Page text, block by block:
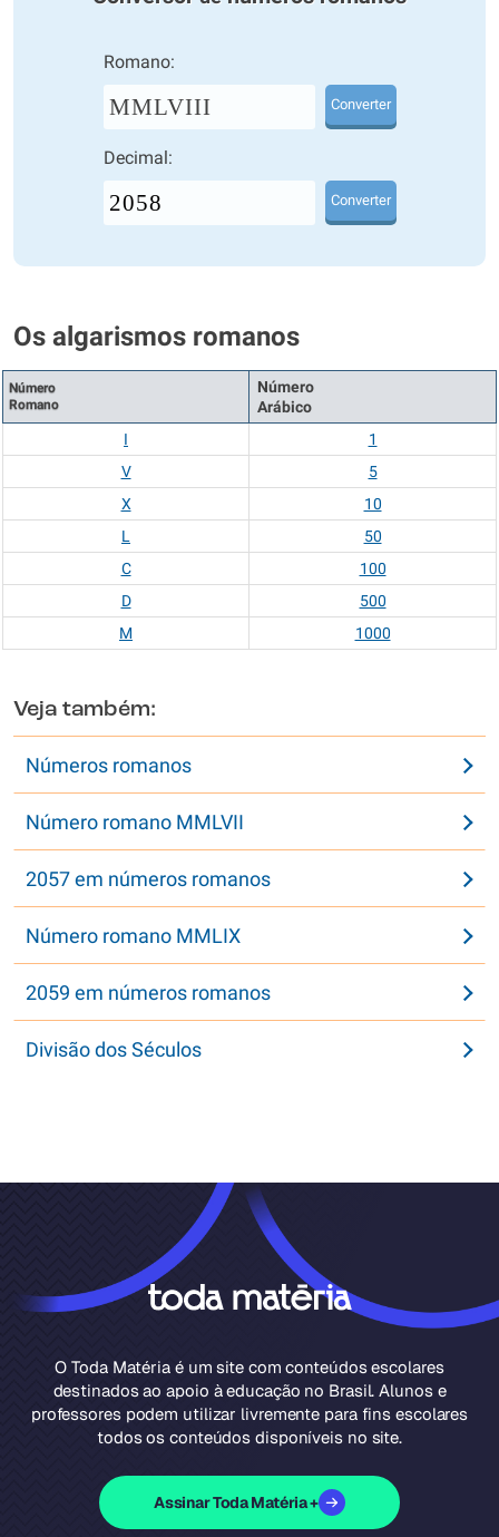
Romano:
MMLVIII Converter
Decimal:
Converter
Os algarismos romanos
Número
Romano
Número
Arábico
I
1
V
5
X
10
L
50
C
100
D
500
M
1000
Veja também:
Números romanos
Número romano MMLVII
2057 em números romanos
Número romano MMLIX
2059 em números romanos
Divisão dos Séculos
O Toda Matéria é um site com conteúdos escolares
destinados ao apoio à educação no Brasil. Alunos e
professores podem utilizar livremente para fins escolares
todos os conteúdos disponíveis no site.
Assinar Toda Matéria +